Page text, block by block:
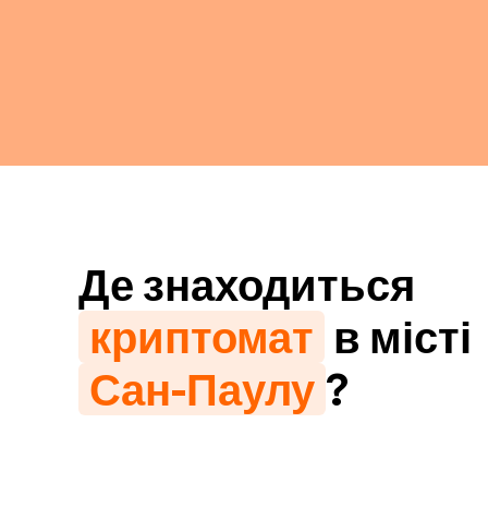
Де знаходиться
криптомат в місті
Сан-Паулу ?